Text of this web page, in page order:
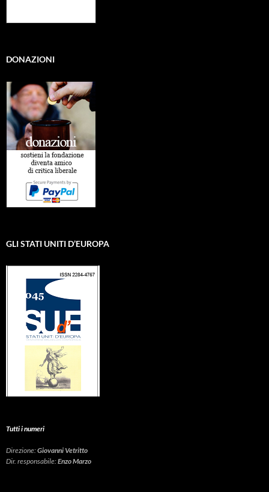
DONAZIONI
GLI STATI UNITI D’EUROPA
Tutti i numeri
Direzione:Giovanni Vetritto
Dir. responsabile:Enzo Marzo